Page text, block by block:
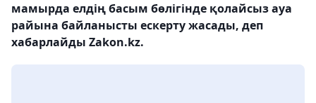
мамырда елдің басым бөлігінде қолайсыз ауа
райына байланысты ескерту жасады, деп
хабарлайды Zakon.kz.